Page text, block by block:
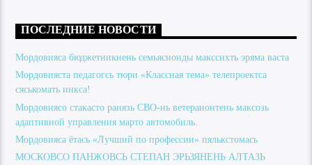
ПОСЛЕДНИЕ НОВОСТИ
Мордовияса бюджетникнень семьяснонды макссихть эряма васта
Мордовияста педагогсь тюри «Классная тема» телепроектса
сяськомать инкса!
Мордовиясо стакасто ранязь СВО-нь ветеранонтень максозь
адаптивной управления марто автомобиль.
Мордовияса ётась «Лучший по профессии» пялькстомась
МОСКОВСО ПАНЖОВСЬ СТЕПАН ЭРЬЗЯНЕНЬ АЛТАЗЬ